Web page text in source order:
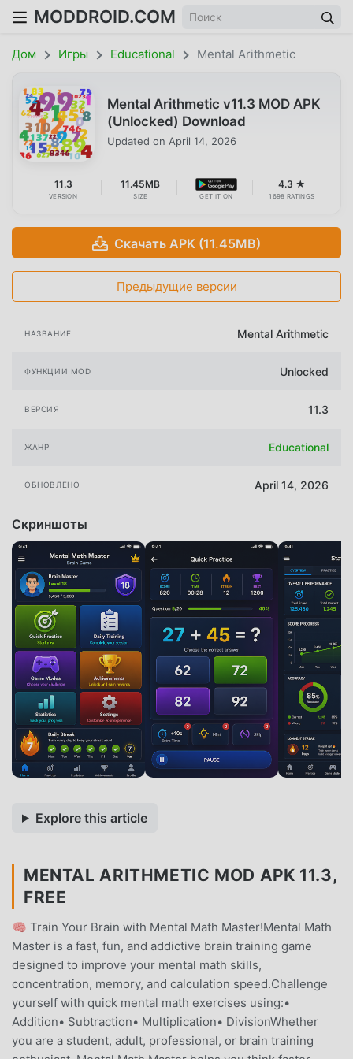
MODDROID.COM
Дом Игры Educational Mental Arithmetic
Mental Arithmetic v11.3 MOD APK
(Unlocked) Download
Updated on April 14, 2026
11.3
VERSION
11.45MB
SIZE GET IT ON
4.3 ★
1698 RATINGS
Скачать APK (11.45MB)
Предыдущие версии
НАЗВАНИЕ Mental Arithmetic
ФУНКЦИИ MOD Unlocked
ВЕРСИЯ 11.3
ЖАНР Educational
ОБНОВЛЕНО April 14, 2026
Скриншоты
Explore this article
MENTAL ARITHMETIC MOD APK 11.3,
FREE
🧠 Train Your Brain with Mental Math Master!Mental Math
Master is a fast, fun, and addictive brain training game
designed to improve your mental math skills,
concentration, memory, and calculation speed.Challenge
yourself with quick mental math exercises using:•
Addition• Subtraction• Multiplication• DivisionWhether
you are a student, adult, professional, or brain training